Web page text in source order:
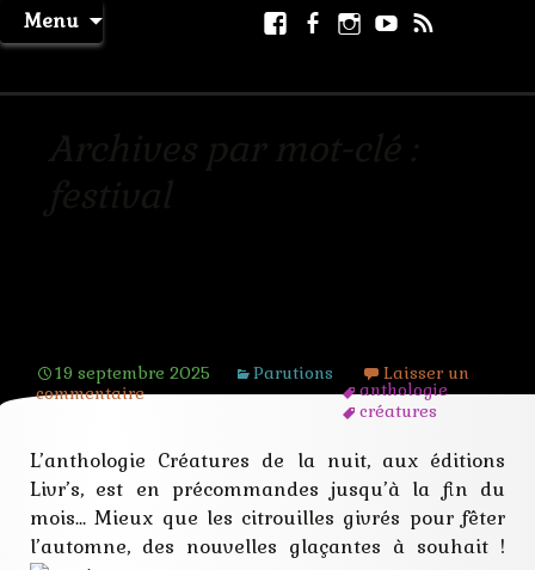
Menu
Aller
au
Facebook
Facebook
page
Instagram
Youtube
19 septembre 2025 Parutions
anthologie
créatures
fantome
festival
llivr's
mondiot
nouvelle
rice
Laisser un
commentaire
L’anthologie Créatures de la nuit, aux éditions
Livr’s, est en précommandes jusqu’à la fin du
mois… Mieux que les citrouilles givrés pour fêter
l’automne, des nouvelles glaçantes à souhait !